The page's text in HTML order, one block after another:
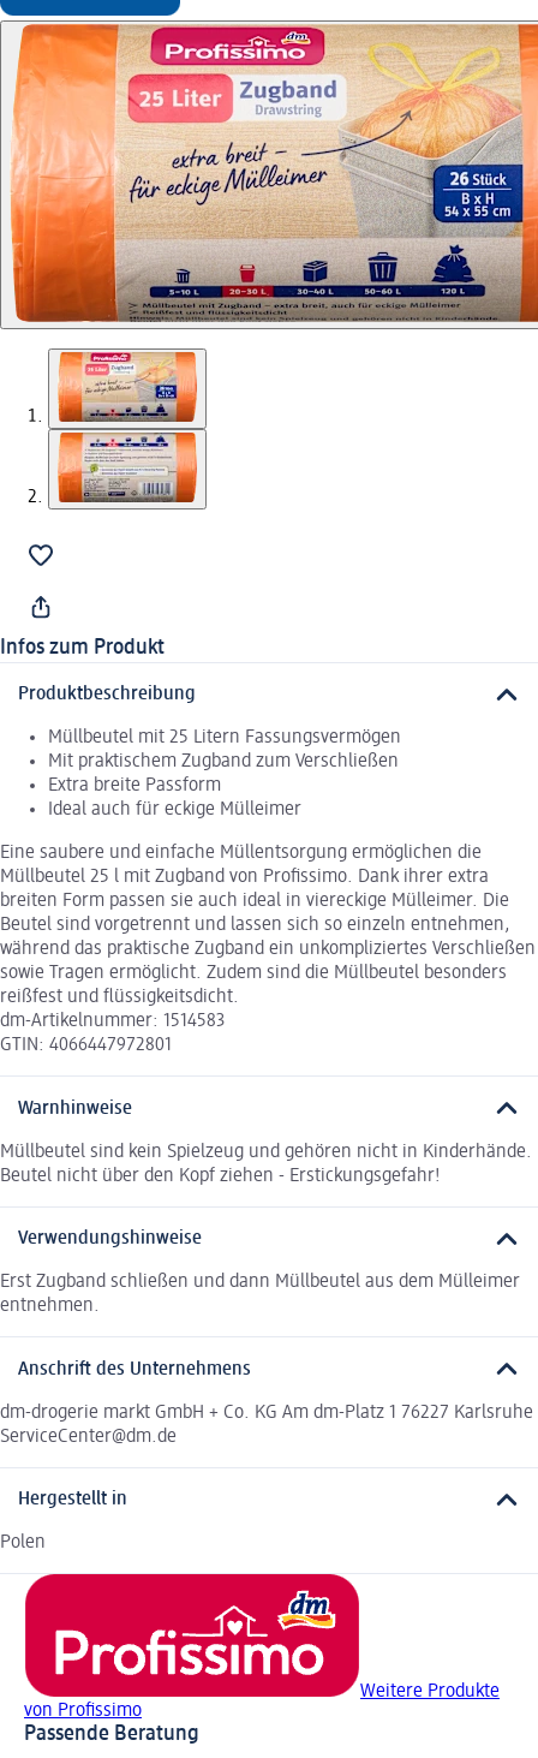
Infos zum Produkt
Produktbeschreibung
Müllbeutel mit 25 Litern Fassungsvermögen
Mit praktischem Zugband zum Verschließen
Extra breite Passform
Ideal auch für eckige Mülleimer
Eine saubere und einfache Müllentsorgung ermöglichen die
Müllbeutel 25 l mit Zugband von Profissimo. Dank ihrer extra
breiten Form passen sie auch ideal in viereckige Mülleimer. Die
Beutel sind vorgetrennt und lassen sich so einzeln entnehmen,
während das praktische Zugband ein unkompliziertes Verschließen
sowie Tragen ermöglicht. Zudem sind die Müllbeutel besonders
reißfest und flüssigkeitsdicht.
dm-Artikelnummer: 1514583
GTIN: 4066447972801
Warnhinweise
Müllbeutel sind kein Spielzeug und gehören nicht in Kinderhände.
Beutel nicht über den Kopf ziehen - Erstickungsgefahr!
Verwendungshinweise
Erst Zugband schließen und dann Müllbeutel aus dem Mülleimer
entnehmen.
Anschrift des Unternehmens
dm-drogerie markt GmbH + Co. KG Am dm-Platz 1 76227 Karlsruhe
ServiceCenter@dm.de
Hergestellt in
Polen
Weitere Produkte
von Profissimo
Passende Beratung